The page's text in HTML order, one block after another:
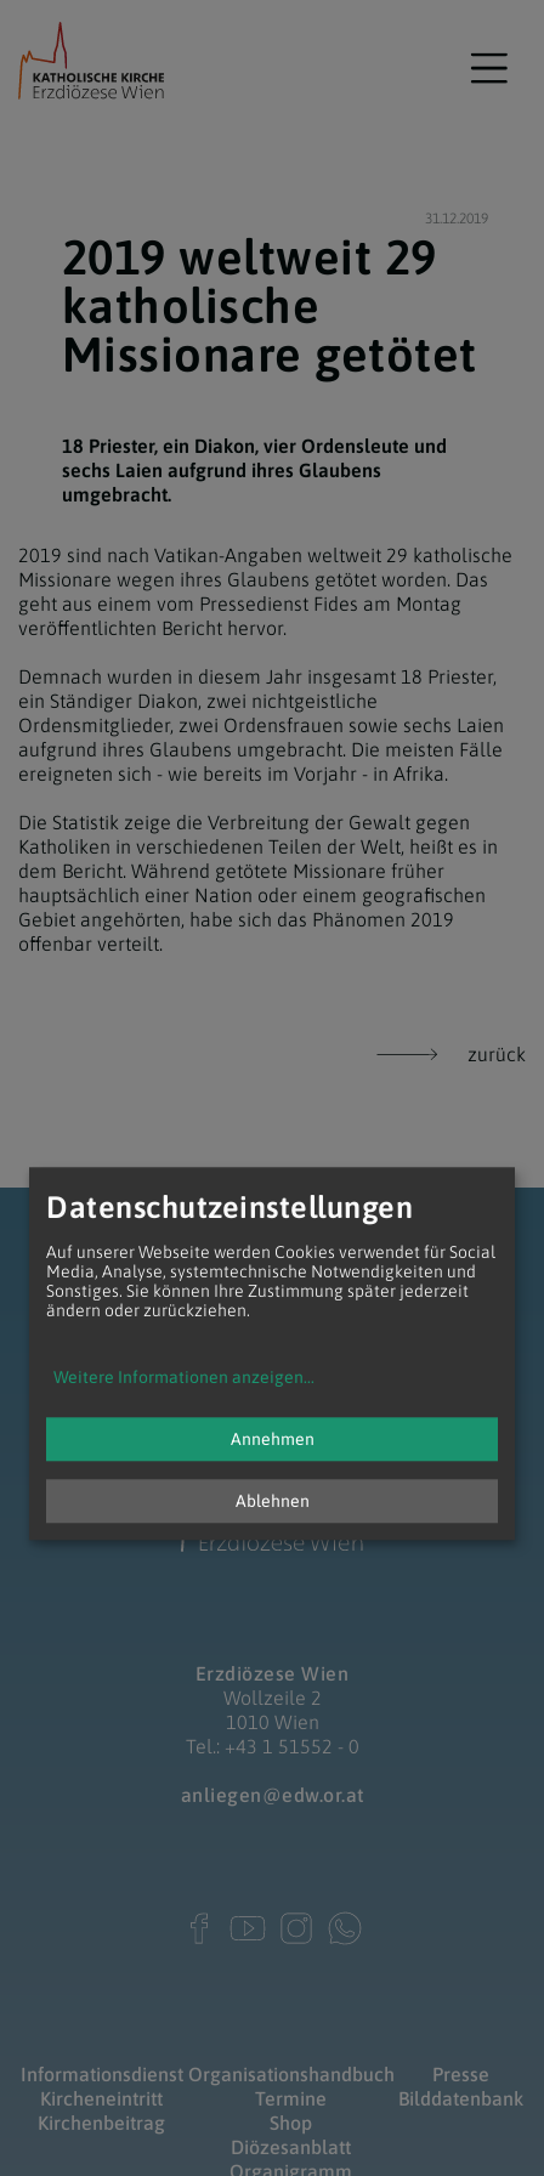
31.12.2019
2019 weltweit 29
katholische
Missionare getötet
18 Priester, ein Diakon, vier Ordensleute und
sechs Laien aufgrund ihres Glaubens
umgebracht.
2019 sind nach Vatikan-Angaben weltweit 29 katholische
Missionare wegen ihres Glaubens getötet worden. Das
geht aus einem vom Pressedienst Fides am Montag
veröffentlichten Bericht hervor.
Demnach wurden in diesem Jahr insgesamt 18 Priester,
ein Ständiger Diakon, zwei nichtgeistliche
Ordensmitglieder, zwei Ordensfrauen sowie sechs Laien
aufgrund ihres Glaubens umgebracht. Die meisten Fälle
ereigneten sich - wie bereits im Vorjahr - in Afrika.
Die Statistik zeige die Verbreitung der Gewalt gegen
Katholiken in verschiedenen Teilen der Welt, heißt es in
dem Bericht. Während getötete Missionare früher
hauptsächlich einer Nation oder einem geografischen
Gebiet angehörten, habe sich das Phänomen 2019
offenbar verteilt.
zurück
Erzdiözese Wien
Wollzeile 2
1010 Wien
Tel.: +43 1 51552 - 0
anliegen@edw.or.at
Informationsdienst
Kircheneintritt
Kirchenbeitrag
Organisationshandbuch
Termine
Shop
Diözesanblatt
Organigramm
Presse
Bilddatenbank
Datenschutzeinstellungen
Auf unserer Webseite werden Cookies verwendet für Social
Media, Analyse, systemtechnische Notwendigkeiten und
Sonstiges. Sie können Ihre Zustimmung später jederzeit
ändern oder zurückziehen.
Weitere Informationen anzeigen...
Ablehnen
Annehmen